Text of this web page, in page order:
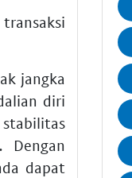
jangka
diri
dapat